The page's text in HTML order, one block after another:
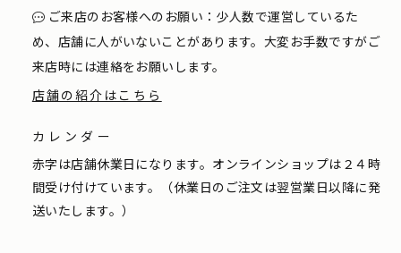
ご来店のお客様へのお願い：少人数で運営しているた
め、店舗に人がいないことがあります。大変お手数ですがご
来店時には連絡をお願いします。
店舗の紹介はこちら
カレンダー
赤字は店舗休業日になります。オンラインショップは２４時
間受け付けています。（休業日のご注文は翌営業日以降に発
送いたします。）